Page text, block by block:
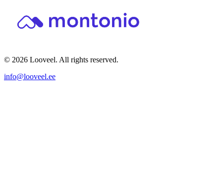
© 2026 Looveel. All rights reserved.
info@looveel.ee